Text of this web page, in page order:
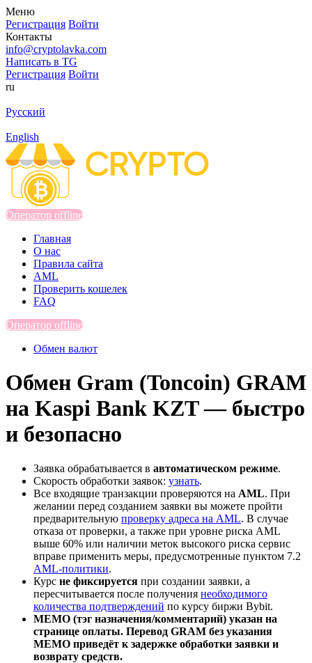
Меню
Регистрация Войти
Контакты
info@cryptolavka.com
Написать в TG
Регистрация Войти
ru
Русский
English
Оператор offline
Главная
О нас
Правила сайта
AML
Проверить кошелек
FAQ
Оператор offline
Обмен валют
Обмен Gram (Toncoin) GRAM
на Kaspi Bank KZT — быстро
и безопасно
Заявка обрабатывается в автоматическом режиме.
Скорость обработки заявок: узнать.
Все входящие транзакции проверяются на AML. При
желании перед созданием заявки вы можете пройти
предварительную проверку адреса на AML. В случае
отказа от проверки, а также при уровне риска AML
выше 60% или наличии меток высокого риска сервис
вправе применить меры, предусмотренные пунктом 7.2
AML-политики.
Курс не фиксируется при создании заявки, а
пересчитывается после получения необходимого
количества подтверждений по курсу биржи Bybit.
MEMO (тэг назначения/комментарий) указан на
странице оплаты. Перевод GRAM без указания
MEMO приведёт к задержке обработки заявки и
возврату средств.